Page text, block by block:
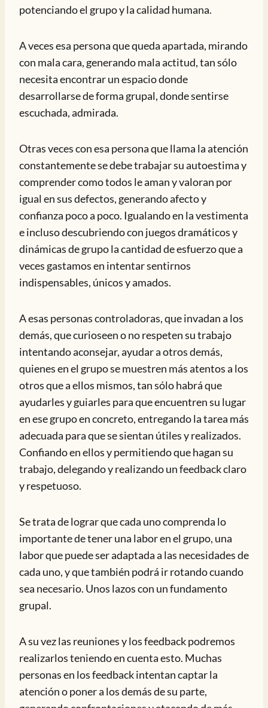
potenciando el grupo y la calidad humana.
A veces esa persona que queda apartada, mirando
con mala cara, generando mala actitud, tan sólo
necesita encontrar un espacio donde
desarrollarse de forma grupal, donde sentirse
escuchada, admirada.
Otras veces con esa persona que llama la atención
constantemente se debe trabajar su autoestima y
comprender como todos le aman y valoran por
igual en sus defectos, generando afecto y
confianza poco a poco. Igualando en la vestimenta
e incluso descubriendo con juegos dramáticos y
dinámicas de grupo la cantidad de esfuerzo que a
veces gastamos en intentar sentirnos
indispensables, únicos y amados.
A esas personas controladoras, que invadan a los
demás, que curioseen o no respeten su trabajo
intentando aconsejar, ayudar a otros demás,
quienes en el grupo se muestren más atentos a los
otros que a ellos mismos, tan sólo habrá que
ayudarles y guiarles para que encuentren su lugar
en ese grupo en concreto, entregando la tarea más
adecuada para que se sientan útiles y realizados.
Confiando en ellos y permitiendo que hagan su
trabajo, delegando y realizando un feedback claro
y respetuoso.
Se trata de lograr que cada uno comprenda lo
importante de tener una labor en el grupo, una
labor que puede ser adaptada a las necesidades de
cada uno, y que también podrá ir rotando cuando
sea necesario. Unos lazos con un fundamento
grupal.
A su vez las reuniones y los feedback podremos
realizarlos teniendo en cuenta esto. Muchas
personas en los feedback intentan captar la
atención o poner a los demás de su parte,